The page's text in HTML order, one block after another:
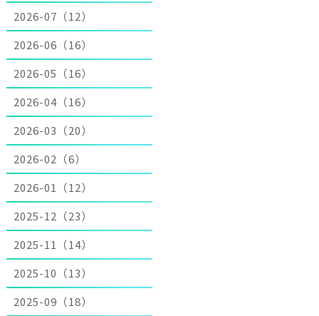
2026-07（12）
2026-06（16）
2026-05（16）
2026-04（16）
2026-03（20）
2026-02（6）
2026-01（12）
2025-12（23）
2025-11（14）
2025-10（13）
2025-09（18）